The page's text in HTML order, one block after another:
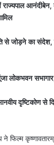
आनंदीबेन,
से जोड़ने का संदेश,
लोकभवन
दृष्टिकोण से
ने फिल्म